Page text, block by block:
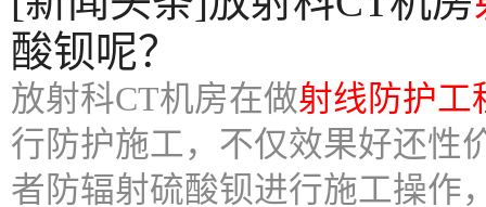
酸钡呢？
放射科CT机房在做射线防护工
行防护施工，不仅效果好还性
者防辐射硫酸钡进行施工操作